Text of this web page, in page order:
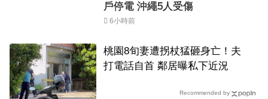
戶停電 沖繩5人受傷
6小時前
桃園8旬妻遭拐杖猛砸身亡！夫
打電話自首 鄰居曝私下近況
Recommended by